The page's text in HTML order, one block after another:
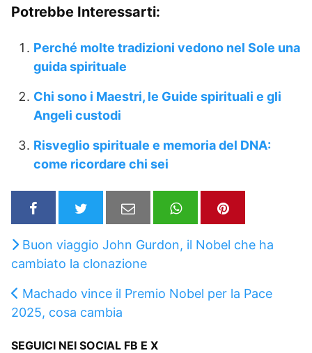
Potrebbe Interessarti:
Perché molte tradizioni vedono nel Sole una
guida spirituale
Chi sono i Maestri, le Guide spirituali e gli
Angeli custodi
Risveglio spirituale e memoria del DNA:
come ricordare chi sei
Buon viaggio John Gurdon, il Nobel che ha
cambiato la clonazione
Machado vince il Premio Nobel per la Pace
2025, cosa cambia
SEGUICI NEI SOCIAL FB E X